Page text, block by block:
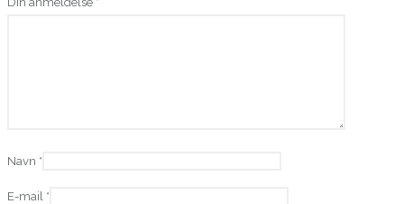
Navn *
E-mail *